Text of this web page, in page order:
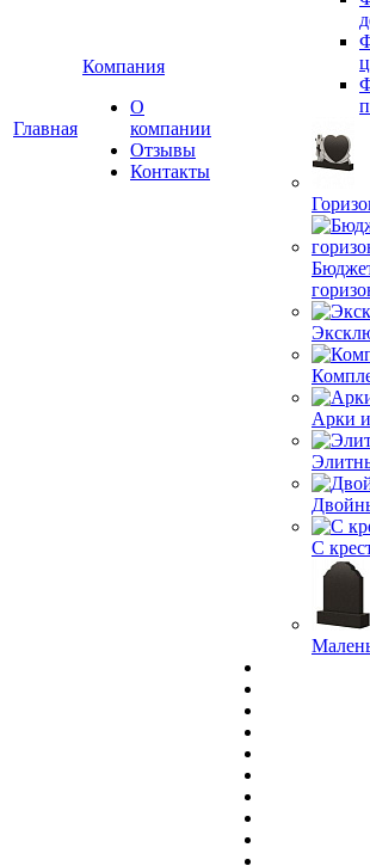
Главная
Компания
О
компании
Отзывы
Контакты
Арки
С